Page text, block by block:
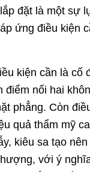
đặt là một sự
ứng điều kiện
kiện cần là cố
điểm nối hai
phẳng. Còn
quả thẩm mỹ
kiêu sa tạo
với ý